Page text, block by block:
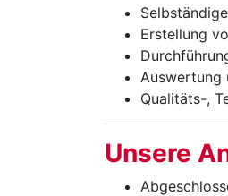
Erstellung
Auswertung
Qualitäts-,
Unsere